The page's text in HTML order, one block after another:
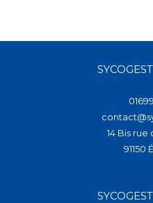
14 Bis
91150